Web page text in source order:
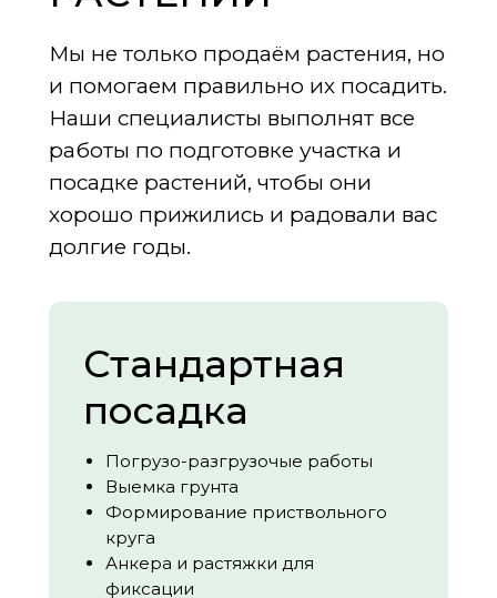
Погрузо-разгрузочые работы
Выемка грунта
Формирование приствольного
круга
Анкера и растяжки для
фиксации
Стандартная
посадка
Мы не только продаём растения, но
и помогаем правильно их посадить.
Наши специалисты выполнят все
работы по подготовке участка и
посадке растений, чтобы они
хорошо прижились и радовали вас
долгие годы.